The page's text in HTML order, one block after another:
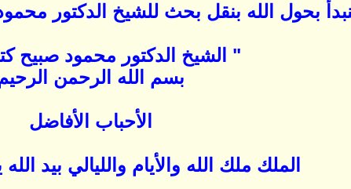
بحول الله بنقل بحث للشيخ الدكتور
" الشيخ الدكتور محمود صبيح
بسم الله الرحمن
الأحباب الأفاضل
الملك ملك الله والأيام والليالي بيد